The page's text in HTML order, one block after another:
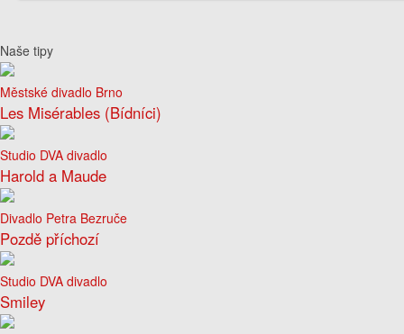
Naše tipy
Městské divadlo Brno
Les Misérables (Bídníci)
Studio DVA divadlo
Harold a Maude
Divadlo Petra Bezruče
Pozdě příchozí
Studio DVA divadlo
Smiley